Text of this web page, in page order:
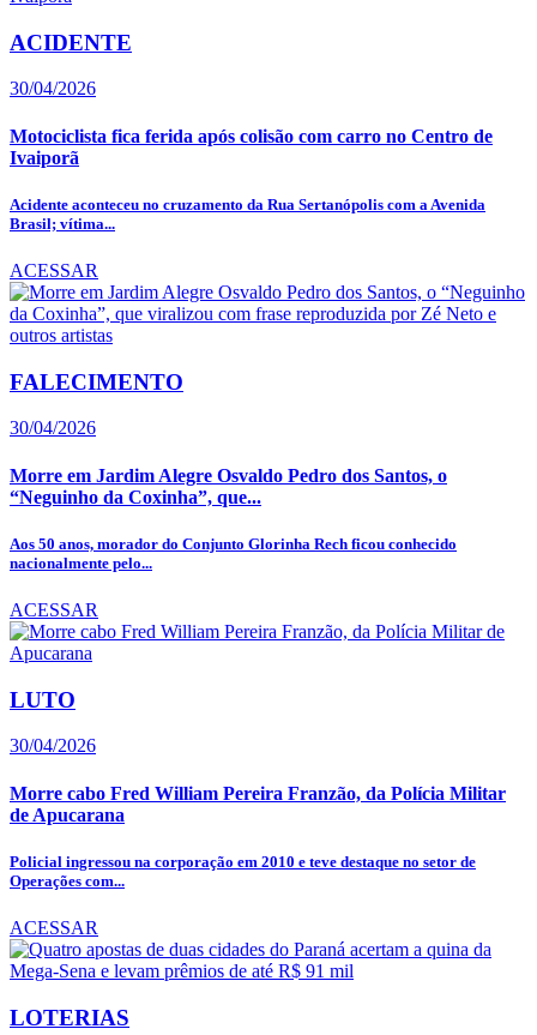
ACIDENTE
30/04/2026
Motociclista fica ferida após colisão com carro no Centro de
Ivaiporã
Acidente aconteceu no cruzamento da Rua Sertanópolis com a Avenida
Brasil; vítima...
ACESSAR
FALECIMENTO
30/04/2026
Morre em Jardim Alegre Osvaldo Pedro dos Santos, o
“Neguinho da Coxinha”, que...
Aos 50 anos, morador do Conjunto Glorinha Rech ficou conhecido
nacionalmente pelo...
ACESSAR
LUTO
30/04/2026
Morre cabo Fred William Pereira Franzão, da Polícia Militar
de Apucarana
Policial ingressou na corporação em 2010 e teve destaque no setor de
Operações com...
ACESSAR
LOTERIAS